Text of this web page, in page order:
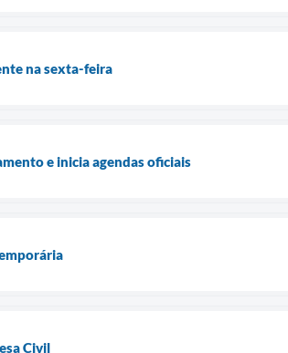
na sexta-feira
e inicia agendas oficiais
Civil